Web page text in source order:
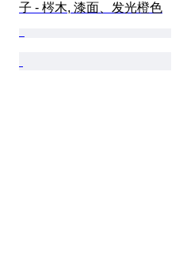
子 - 梣木, 漆面、发光橙色